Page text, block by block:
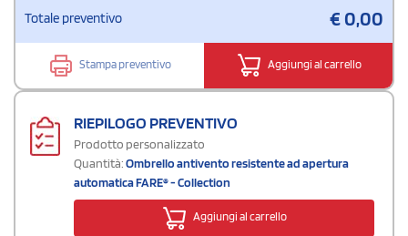
Totale preventivo €0,00
Stampa preventivo Aggiungi al carrello
RIEPILOGO PREVENTIVO
Prodotto personalizzato
Quantità:Ombrello antivento resistente ad apertura
automatica FARE® - Collection
Aggiungi al carrello